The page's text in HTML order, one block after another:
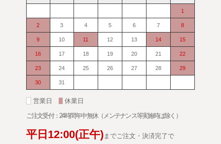
1
2 3 4 5 6 7 8
9 10 11 12 13 14 15
16 17 18 19 20 21 22
23 24 25 26 27 28 29
30 31
営業日
休業日
ご注文受付：24時間年中無休（メンテナンス等実施時は除く）
平日 12:00(正午)までご注文・決済完了で